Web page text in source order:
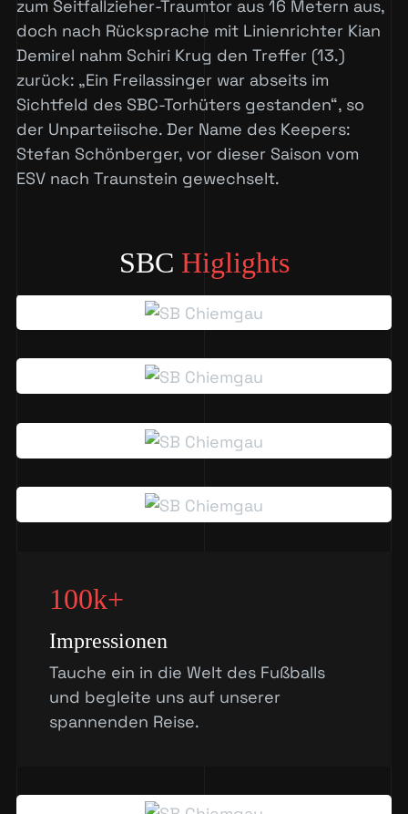
zum Seitfallzieher-Traumtor aus 16 Metern aus,
doch nach Rücksprache mit Linienrichter Kian
Demirel nahm Schiri Krug den Treffer (13.)
zurück: „Ein Freilassinger war abseits im
Sichtfeld des SBC-Torhüters gestanden“, so
der Unparteiische. Der Name des Keepers:
Stefan Schönberger, vor dieser Saison vom
ESV nach Traunstein gewechselt.
SBC Higlights
100k+
Impressionen
Tauche ein in die Welt des Fußballs
und begleite uns auf unserer
spannenden Reise.